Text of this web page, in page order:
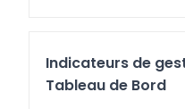
Indicateurs de
Tableau de Bord